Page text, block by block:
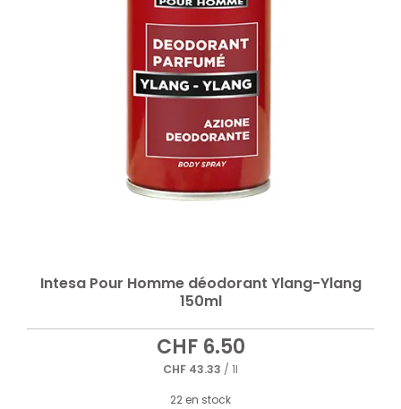
Intesa Pour Homme déodorant Ylang-Ylang
150ml
CHF6.50
CHF 43.33 / 1l
22 en stock